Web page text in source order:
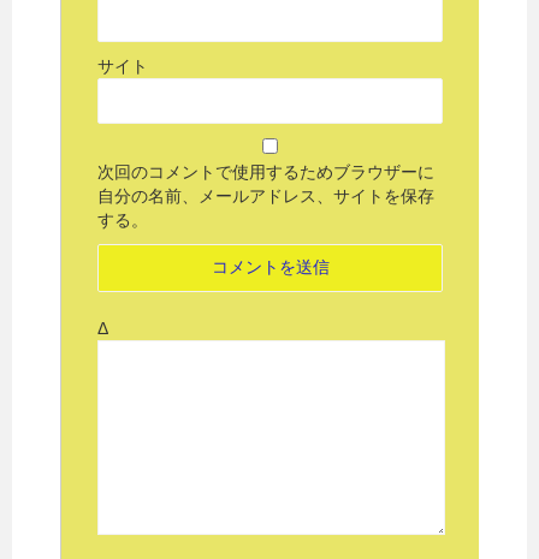
サイト
次回のコメントで使用するためブラウザーに
自分の名前、メールアドレス、サイトを保存
する。
Δ